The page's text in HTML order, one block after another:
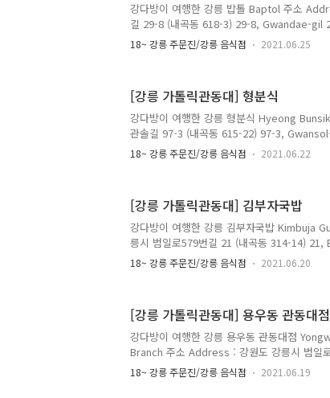
강다방이 여행한 강릉 밥톨 Baptol 주소
길 29-8 (내곡동 618-3) 29-8, Gwandae-
Gangwon-do 전화 Telephone : 010-7765-
매일 Everyday 10:00~21:00 매주 토요일
Pork Over Rice, Spicy Squid Over Rice,
18~ 강릉 주문진/강릉 음식점 2021.06.25
[강릉 가톨릭관동대] 형분식
강다방이 여행한 강릉 형분식 Hyeong
관솔길 97-3 (내곡동 615-22) 97-3,
do 전화 Telephone : 033-644-5792 영업 시
Everyday 09:00~21:00 매주 일요일 휴무
Ttukbaegibulgogi Pork Bulgogi Hot Pot
18~ 강릉 주문진/강릉 음식점 2021.06.22
[강릉 가톨릭관동대] 김부자국밥
강다방이 여행한 강릉 김부자국밥 Kimbuja
릉시 범일로579번길 21 (내곡동 314-14)
Gangneung-si, Gangwon-do 전화
Opening Hours : 매일 Everyday
7,000원 닭곰탕 Dakgomtang Chicken
18~ 강릉 주문진/강릉 음식점 2021.06.20
[강릉 가톨릭관동대] 용우동 관동대점
강다방이 여행한 강릉 용우동 관동대점
Branch 주소 Address : 강원도 강릉시 범일
Beomil-ro 579beon-gil, Gangneung-si,
033-643-7142 메뉴 및 가격 Menu with
18~ 강릉 주문진/강릉 음식점 2021.06.19